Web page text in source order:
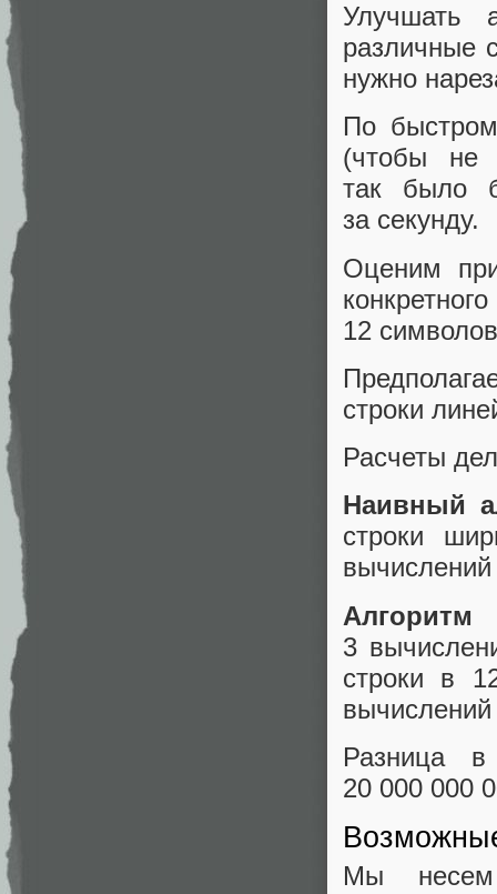
Улучшать
различные
нужно
По
(чтобы не
так было
за секунду.
Оценим
12
строки
Расчеты
Наивный
строки
3
строки в
Разница в
20 000 000
Мы несем